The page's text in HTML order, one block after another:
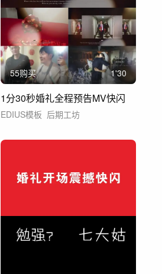
55购买 1'30
1分30秒婚礼全程预告MV快闪
EDIUS模板 后期工坊